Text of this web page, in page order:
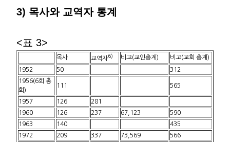
3) 목사와 교역자 통계
<표 3>
목사 교역자6) 비고(교인총계)
비고(교회 총계)
1952
50
312
1956(6회 총
회)
111 565
1957 126
281
1960
126 237 67,123
590
1963
140
435
1972
209 337 73,569 566